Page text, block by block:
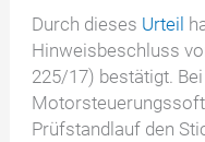
Durch dieses Urteil
Hinweisbeschluss
225/17) bestätigt.
Prüfstandlauf den